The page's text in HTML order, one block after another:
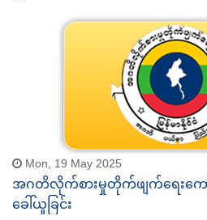
Mon, 19 May 2025
အဂတိလိုက်စားမှုတိုက်ဖျက်ရေးက
ခေါ်ယူခြင်း